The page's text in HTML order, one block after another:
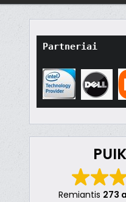
Partneriai
Remiantis 273